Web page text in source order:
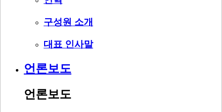
구성원 소개
대표 인사말
언론보도
언론보도